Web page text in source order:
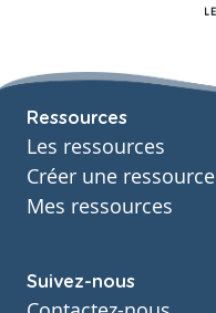
Ressources
Les ressources
Créer une ressource
Mes ressources
Suivez-nous